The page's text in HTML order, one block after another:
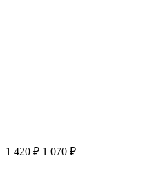
1 420 ₽ 1 070 ₽